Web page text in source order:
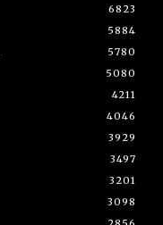
6823
5884
5780
5080
4211
4046
3929
3497
3201
3098